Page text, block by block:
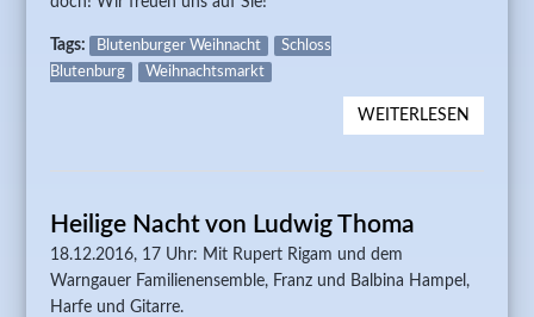
Tags: Blutenburger Weihnacht
Schloss
Blutenburg
Weihnachtsmarkt
WEITERLESEN
IN
Heilige Nacht von Ludwig Thoma
18.12.2016, 17 Uhr: Mit Rupert Rigam und dem
Warngauer Familienensemble, Franz und Balbina Hampel,
Harfe und Gitarre.